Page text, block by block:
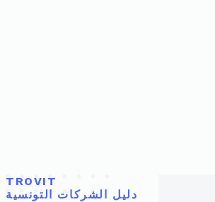
TROVIT
دليل الشركات التونسية